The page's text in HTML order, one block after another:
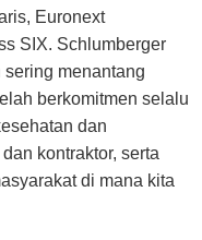
Euronext
SIX. Schlumberger
menantang
berkomitmen selalu
dan
kontraktor, serta
di mana kita